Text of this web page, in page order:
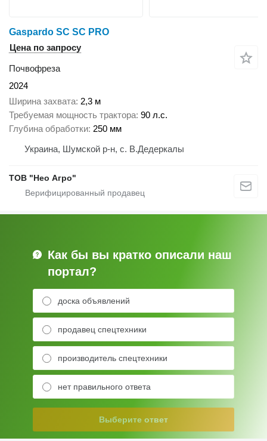
Gaspardo SC SC PRO
Цена по запросу
Почвофреза
2024
Ширина захвата 2,3 м
Требуемая мощность трактора 90 л.с.
Глубина обработки 250 мм
Украина, Шумской р-н, с. В.Дедеркалы
ТОВ "Нео Агро"
Как бы вы кратко описали наш
портал?
доска объявлений
продавец спецтехники
производитель спецтехники
нет правильного ответа
Выберите ответ